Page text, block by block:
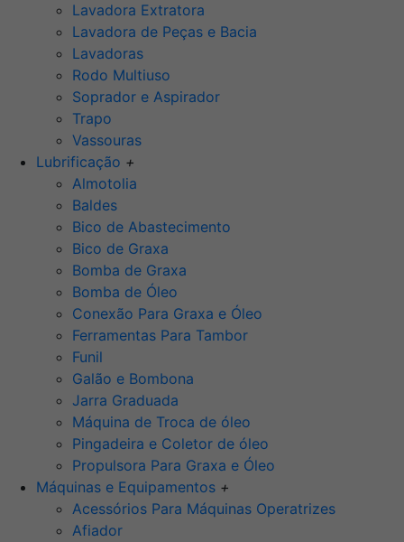
Lavadora Extratora
Lavadora de Peças e Bacia
Lavadoras
Rodo Multiuso
Soprador e Aspirador
Trapo
Vassouras
Lubrificação +
Almotolia
Baldes
Bico de Abastecimento
Bico de Graxa
Bomba de Graxa
Bomba de Óleo
Conexão Para Graxa e Óleo
Ferramentas Para Tambor
Funil
Galão e Bombona
Jarra Graduada
Máquina de Troca de óleo
Pingadeira e Coletor de óleo
Propulsora Para Graxa e Óleo
Máquinas e Equipamentos +
Acessórios Para Máquinas Operatrizes
Afiador